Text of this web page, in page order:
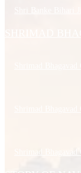
SHRIMAD
Shrimad